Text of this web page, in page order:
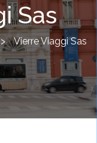
Sas
Vierre Viaggi Sas